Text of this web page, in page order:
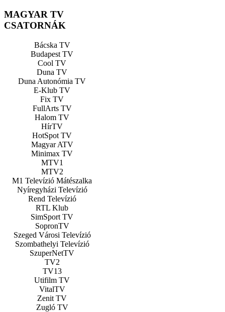
MAGYAR TV
CSATORNÁK
Bácska TV
Budapest TV
Cool TV
Duna TV
Duna Autonómia TV
E-Klub TV
Fix TV
FullArts TV
Halom TV
HírTV
HotSpot TV
Magyar ATV
Minimax TV
MTV1
MTV2
M1 Televízió Mátészalka
Nyíregyházi Televízió
Rend Televízió
RTL Klub
SimSport TV
SopronTV
Szeged Városi Televízió
Szombathelyi Televízió
SzuperNetTV
TV2
TV13
Utifilm TV
VitalTV
Zenit TV
Zugló TV